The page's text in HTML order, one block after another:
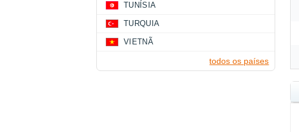
TUNÍSIA
TURQUIA
VIETNÃ
todos os países